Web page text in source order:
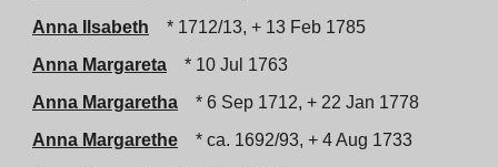
Anna Ilsabeth
* 1712/13, + 13 Feb 1785
Anna Margareta
* 10 Jul 1763
Anna Margaretha
* 6 Sep 1712, + 22 Jan 1778
Anna Margarethe
* ca. 1692/93, + 4 Aug 1733